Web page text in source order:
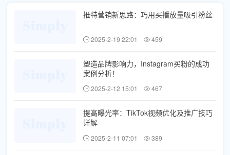
推特营销新思路：巧用买播放量吸引粉丝
2025-2-19 22:01 459
塑造品牌影响力，Instagram买粉的成功
案例分析！
2025-2-12 15:01 467
提高曝光率：TikTok视频优化及推广技巧
详解
2025-2-11 07:01 389